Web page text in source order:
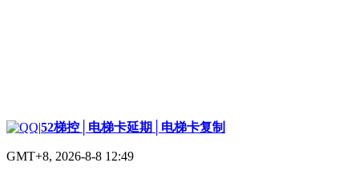
|52梯控│电梯卡延期│电梯卡复制
GMT+8, 2026-8-8 12:49